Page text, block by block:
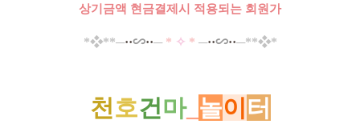
상기금액 현금결제시 적용되는 회원가
*​❖**─··∽··─ * ✧ * ─··∽··─**❖*
천호건마_ 놀이 터